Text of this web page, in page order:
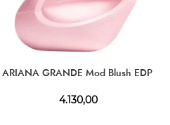
ARIANA GRANDE Mod Blush EDP
4.130,00